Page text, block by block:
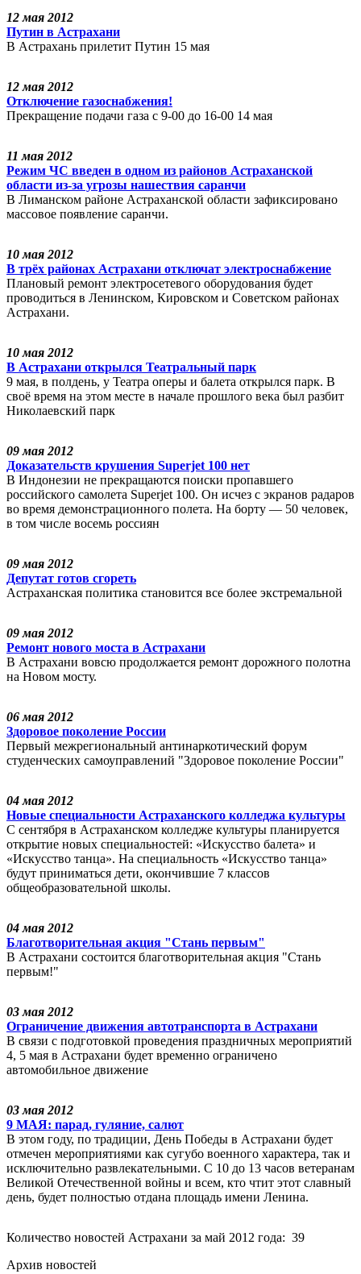
12 мая 2012
Путин в Астрахани
В Астрахань прилетит Путин 15 мая
12 мая 2012
Отключение газоснабжения!
Прекращение подачи газа с 9-00 до 16-00 14 мая
11 мая 2012
Режим ЧС введен в одном из районов Астраханской
области из-за угрозы нашествия саранчи
В Лиманском районе Астраханской области зафиксировано
массовое появление саранчи.
10 мая 2012
В трёх районах Астрахани отключат электроснабжение
Плановый ремонт электросетевого оборудования будет
проводиться в Ленинском, Кировском и Советском районах
Астрахани.
10 мая 2012
В Астрахани открылся Театральный парк
9 мая, в полдень, у Театра оперы и балета открылся парк. В
своё время на этом месте в начале прошлого века был разбит
Николаевский парк
09 мая 2012
Доказательств крушения Superjet 100 нет
В Индонезии не прекращаются поиски пропавшего
российского самолета Superjet 100. Он исчез с экранов радаров
во время демонстрационного полета. На борту — 50 человек,
в том числе восемь россиян
09 мая 2012
Депутат готов сгореть
Астраханская политика становится все более экстремальной
09 мая 2012
Ремонт нового моста в Астрахани
В Астрахани вовсю продолжается ремонт дорожного полотна
на Новом мосту.
06 мая 2012
Здоровое поколение России
Первый межрегиональный антинаркотический форум
студенческих самоуправлений "Здоровое поколение России"
04 мая 2012
Новые специальности Астраханского колледжа культуры
С сентября в Астраханском колледже культуры планируется
открытие новых специальностей: «Искусство балета» и
«Искусство танца». На специальность «Искусство танца»
будут приниматься дети, окончившие 7 классов
общеобразовательной школы.
04 мая 2012
Благотворительная акция "Стань первым"
В Астрахани состоится благотворительная акция "Стань
первым!"
03 мая 2012
Ограничение движения автотранспорта в Астрахани
В связи с подготовкой проведения праздничных мероприятий
4, 5 мая в Астрахани будет временно ограничено
автомобильное движение
03 мая 2012
9 МАЯ: парад, гуляние, салют
В этом году, по традиции, День Победы в Астрахани будет
отмечен мероприятиями как сугубо военного характера, так и
исключительно развлекательными. С 10 до 13 часов ветеранам
Великой Отечественной войны и всем, кто чтит этот славный
день, будет полностью отдана площадь имени Ленина.
Количество новостей Астрахани за май 2012 года: 39
Архив новостей